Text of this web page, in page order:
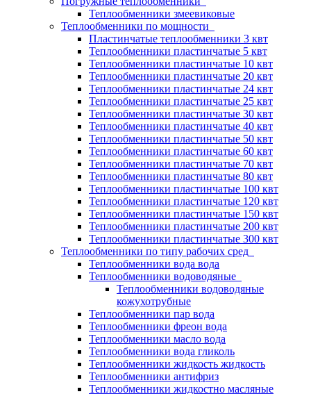
Теплообменники змеевиковые
Теплообменники по мощности
Пластинчатые теплообменники 3 квт
Теплообменники пластинчатые 5 квт
Теплообменники пластинчатые 10 квт
Теплообменники пластинчатые 20 квт
Теплообменники пластинчатые 24 квт
Теплообменники пластинчатые 25 квт
Теплообменники пластинчатые 30 квт
Теплообменники пластинчатые 40 квт
Теплообменники пластинчатые 50 квт
Теплообменники пластинчатые 60 квт
Теплообменники пластинчатые 70 квт
Теплообменники пластинчатые 80 квт
Теплообменники пластинчатые 100 квт
Теплообменники пластинчатые 120 квт
Теплообменники пластинчатые 150 квт
Теплообменники пластинчатые 200 квт
Теплообменники пластинчатые 300 квт
Теплообменники по типу рабочих сред
Теплообменники вода вода
Теплообменники водоводяные
Теплообменники водоводяные
кожухотрубные
Теплообменники пар вода
Теплообменники фреон вода
Теплообменники масло вода
Теплообменники вода гликоль
Теплообменники жидкость жидкость
Теплообменники антифриз
Теплообменники жидкостно масляные